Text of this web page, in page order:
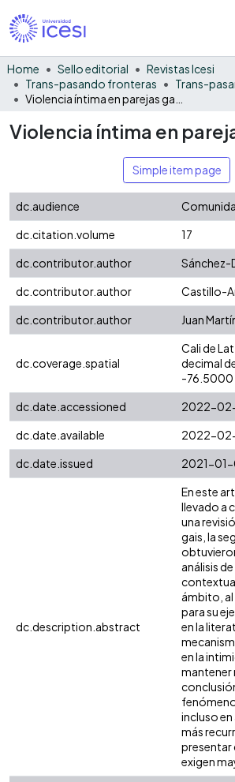
Home Sello editorial
Revistas Icesi
Trans-pasando fronteras
Violencia íntima en
Simple item page
dc.audience
dc.citation.volume
17
dc.contributor.author
Sánchez-
dc.contributor.author
Castillo-
dc.contributor.author
Juan
dc.coverage.spatial
Cali de
decimal
-76.5000
dc.date.accessioned
2022-02-
dc.date.available
2022-02-
dc.date.issued
2021-01-
dc.description.abstract
En este
llevado a
una
gais, la
análisis
ámbito,
para su
en la
en la
mantener
incluso
más
presentar
exigen